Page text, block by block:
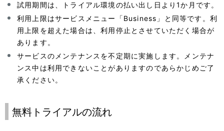
ー
試用期間は、トライアル環境の払い出し日より1か月です。
利用上限はサービスメニュー「Business」と同等です。利
用上限を超えた場合は、利用停止とさせていただく場合が
あります。
サービスのメンテナンスを不定期に実施します。メンテナ
ンス中は利用できないことがありますのであらかじめご了
承ください。
無料トライアルの流れ